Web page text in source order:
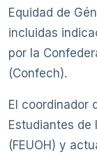
Equidad de
incluidas
por la
(Confech).
El coordinador
Estudiantes de
(FEUOH) y